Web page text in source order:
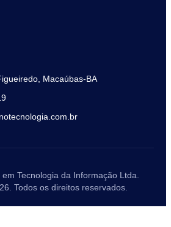
Macaúbas-BA
Tecnologia da Informação Ltda.
Todos os direitos reservados.